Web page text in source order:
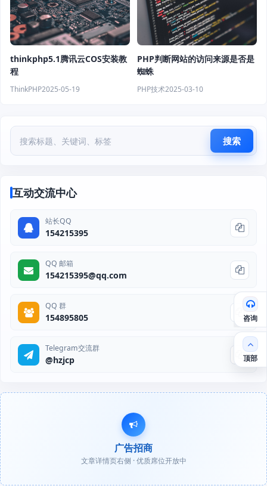
thinkphp5.1腾讯云COS安装教
程
ThinkPHP2025-05-19
PHP判断网站的访问来源是否是
蜘蛛
PHP技术2025-03-10
搜索
互动交流中心
站长QQ
154215395
QQ 邮箱
154215395@qq.com
QQ 群
154895805
Telegram交流群
@hzjcp
广告招商
文章详情页右侧 · 优质席位开放中
咨询
顶部